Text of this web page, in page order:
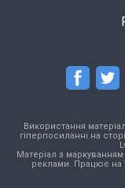
Використання
гіперпосиланні на
Матеріал з маркуванням
реклами. Працює на